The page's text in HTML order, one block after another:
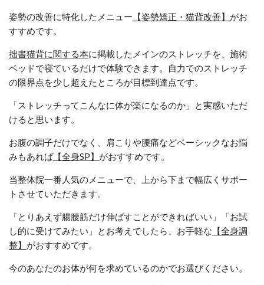
姿勢の改善に特化したメニュー 【姿勢矯正・猫背改善】 がお
すすめです。
拙書猫背に関する本に掲載したメインのストレッチを、施術
ベッドで寝ているだけで体験できます。自力でのストレッチ
の限界点を少し超えたところが目標到達点です。
「ストレッチってこんなに体が楽になるのか」と実感いただ
けると思います。
お腹の調子だけでなく、肩こりや腰痛などベーシックなお悩
みもあれば【全身SP】 がおすすめです。
当整体院一番人気のメニューで、上から下まで幅広くサポー
トさせていただきます。
「とりあえず腸腰筋だけ伸ばすことができればいい」「お試
し的に受けてみたい」とお考えでしたら、お手軽な 【全身調
整】 がおすすめです。
今のあなたのお体が何を求めているのかでお選びください。